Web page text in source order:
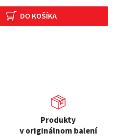
DO KOŠÍKA
Produkty
v originálnom balení